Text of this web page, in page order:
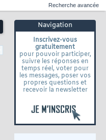
Navigation
Inscrivez-vous
gratuitement
pour pouvoir participer,
suivre les réponses en
temps réel, voter pour
les messages, poser vos
propres questions et
recevoir la newsletter
Recherche avancée